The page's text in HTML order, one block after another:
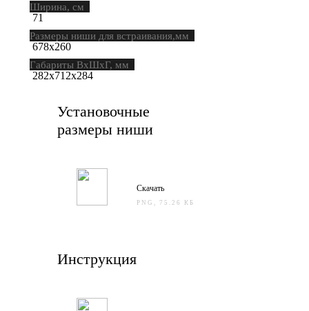
Ширина, см
71
Размеры ниши для встраивания,мм
678х260
Габариты ВхШхГ, мм
282х712х284
Установочные
размеры ниши
Скачать
PNG, 75.26 КБ
Инструкция